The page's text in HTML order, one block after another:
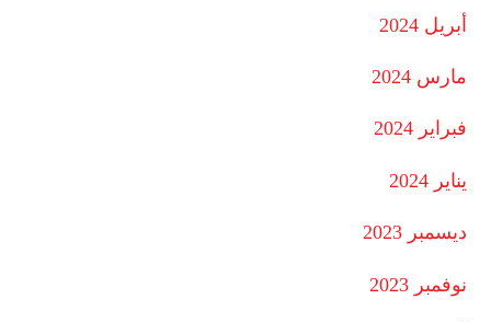
أبريل 2024
مارس 2024
فبراير 2024
يناير 2024
ديسمبر 2023
نوفمبر 2023